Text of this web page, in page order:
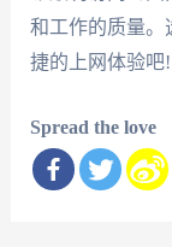
和工作的质量。
捷的上网体验吧!
Spread the love